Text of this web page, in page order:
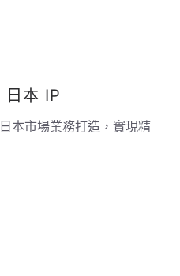
日本 IP
日本市場業務打造，實現精